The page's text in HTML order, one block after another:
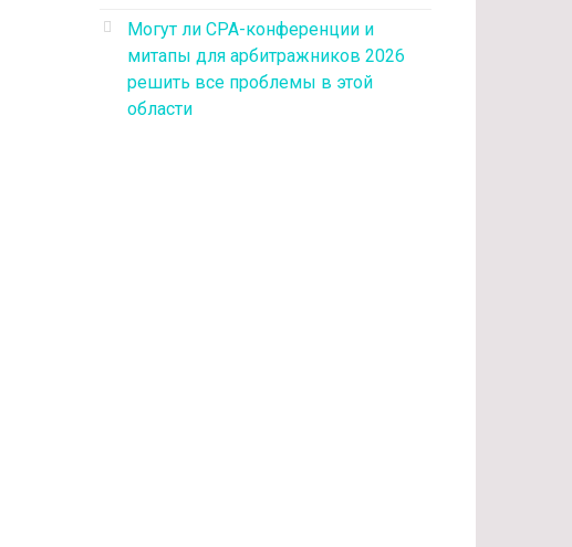
Могут ли CPA-конференции и
митапы для арбитражников 2026
решить все проблемы в этой
области